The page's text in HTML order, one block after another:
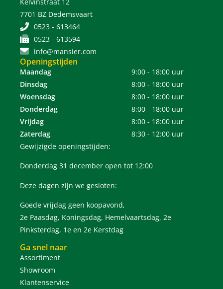
7701 BZ Dedemsvaart
0523 - 613464
0523 - 613594
info@mansier.com
Openingstijden
Maandag
9:00 - 18:00 uur
Dinsdag
8:00 - 18:00 uur
Woensdag
8:00 - 18:00 uur
Donderdag
8:00 - 18:00 uur
Vrijdag
8:00 - 18:00 uur
Zaterdag
8:30 - 12:00 uur
Gewijzigde openingstijden:
Donderdag 31 december open tot 12:00
Deze dagen zijn we gesloten:
Goede vrijdag geen koopavond,
2e Paasdag, Koningsdag, Hemelvaartsdag, 2e
Pinksterdag, 1e en 2e Kerstdag
Ga snel naar
Assortiment
Showroom
Klantenservice